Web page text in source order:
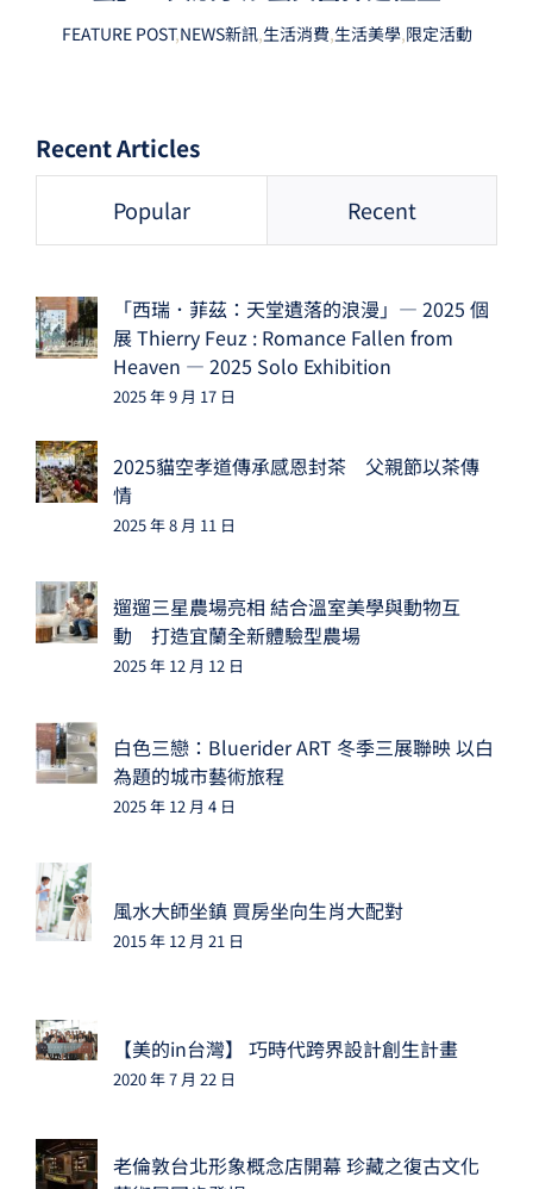
FEATURE POST,NEWS新訊,生活消費,生活美學,限定活動
Recent Articles
Popular Recent
「西瑞．菲茲：天堂遺落的浪漫」— 2025 個
展 Thierry Feuz : Romance Fallen from
Heaven — 2025 Solo Exhibition
2025 年 9 月 17 日
2025貓空孝道傳承感恩封茶 父親節以茶傳
情
2025 年 8 月 11 日
遛遛三星農場亮相 結合溫室美學與動物互
動 打造宜蘭全新體驗型農場
2025 年 12 月 12 日
白色三戀：Bluerider ART 冬季三展聯映 以白
為題的城市藝術旅程
2025 年 12 月 4 日
風水大師坐鎮 買房坐向生肖大配對
2015 年 12 月 21 日
【美的in台灣】 巧時代跨界設計創生計畫
2020 年 7 月 22 日
老倫敦台北形象概念店開幕 珍藏之復古文化